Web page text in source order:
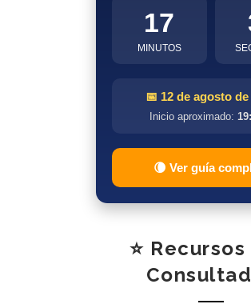
17
MINUTOS
📅 12 de agosto de
Inicio aproximado:
🌘 Ver guía
⭐ Recursos